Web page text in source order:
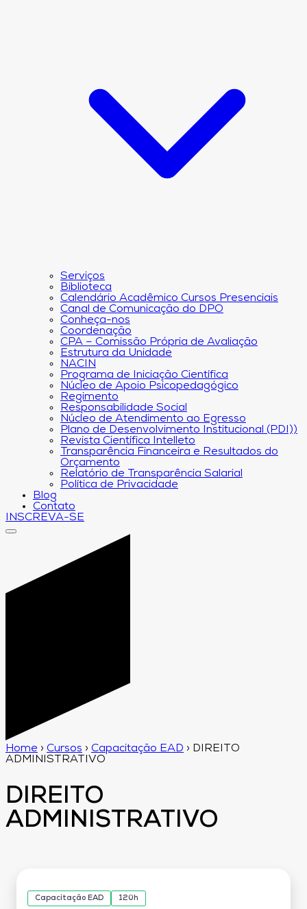
Serviços
Biblioteca
Calendário Acadêmico Cursos Presenciais
Canal de Comunicação do DPO
Conheça-nos
Coordenação
CPA – Comissão Própria de Avaliação
Estrutura da Unidade
NACIN
Programa de Iniciação Científica
Núcleo de Apoio Psicopedagógico
Regimento
Responsabilidade Social
Núcleo de Atendimento ao Egresso
Plano de Desenvolvimento Institucional (PDI))
Revista Científica Intelleto
Transparência Financeira e Resultados do
Orçamento
Relatório de Transparência Salarial
Política de Privacidade
Blog
Contato
INSCREVA-SE
Home › Cursos › Capacitação EAD › DIREITO
ADMINISTRATIVO
DIREITO
ADMINISTRATIVO
Capacitação EAD 120h